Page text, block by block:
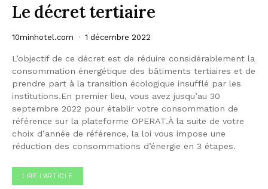
Le décret tertiaire
10minhotel.com 1 décembre 2022
L’objectif de ce décret est de réduire considérablement la
consommation énergétique des bâtiments tertiaires et de
prendre part à la transition écologique insufflé par les
institutions.En premier lieu, vous avez jusqu’au 30
septembre 2022 pour établir votre consommation de
référence sur la plateforme OPERAT.À la suite de votre
choix d’année de référence, la loi vous impose une
réduction des consommations d’énergie en 3 étapes.
LIRE L'ARTICLE